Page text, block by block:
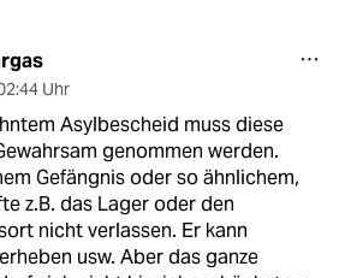
Uhr
Asylbescheid muss diese
genommen werden.
Gefängnis oder so ähnlichem,
z.B. das Lager oder den
nicht verlassen. Er kann
usw. Aber das ganze